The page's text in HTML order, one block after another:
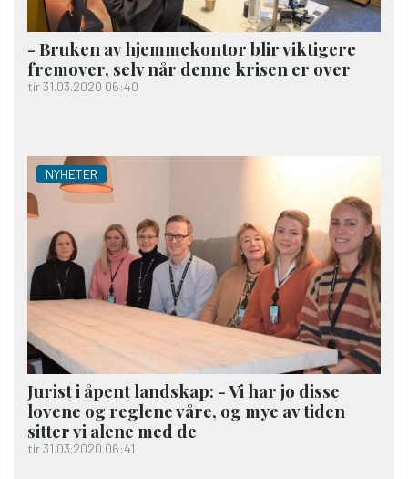
- Bruken av hjemme­kontor blir viktigere
fremover, selv når denne krisen er over
tir 31.03.2020 06:40
NYHETER
Jurist i åpent landskap: - Vi har jo disse
lovene og reglene våre, og mye av tiden
sitter vi alene med de
tir 31.03.2020 06:41